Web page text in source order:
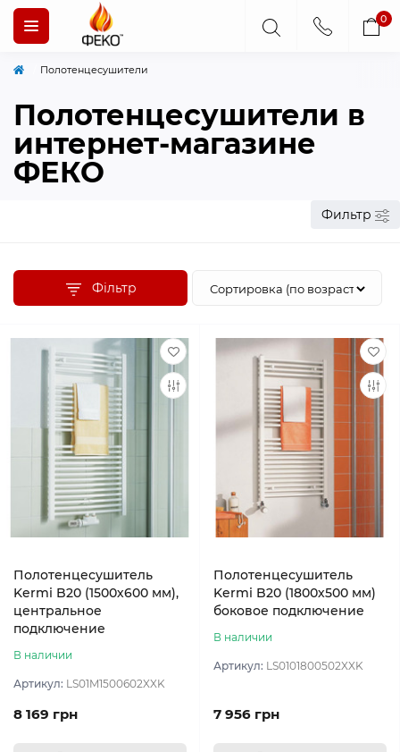
0
Полотенцесушители
Полотенцесушители в
интернет-магазине
ФЕКО
Фильтр
Фільтр
Полотенцесушитель
Kermi B20 (1500х600 мм),
центральное
подключение
В наличии
Артикул: LS01M1500602XXK
8 169 грн
Полотенцесушитель
Kermi B20 (1800х500 мм)
боковое подключение
В наличии
Артикул: LS0101800502XXK
7 956 грн